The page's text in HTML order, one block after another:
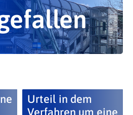
Urteil in dem
Verfahren um eine